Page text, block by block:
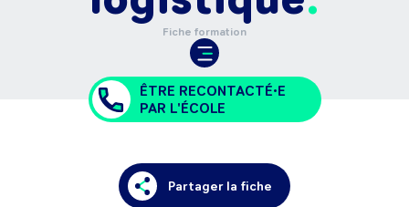
Fiche formation
ÊTRE RECONTACTÉ•E
PAR L'ÉCOLE
Partager la fiche